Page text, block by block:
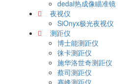
dedal热成像瞄准镜
夜视仪
SiOnyx极光夜视仪
测距仪
博士能测距仪
徕卡测距仪
施华洛世奇测距仪
蔡司测距仪